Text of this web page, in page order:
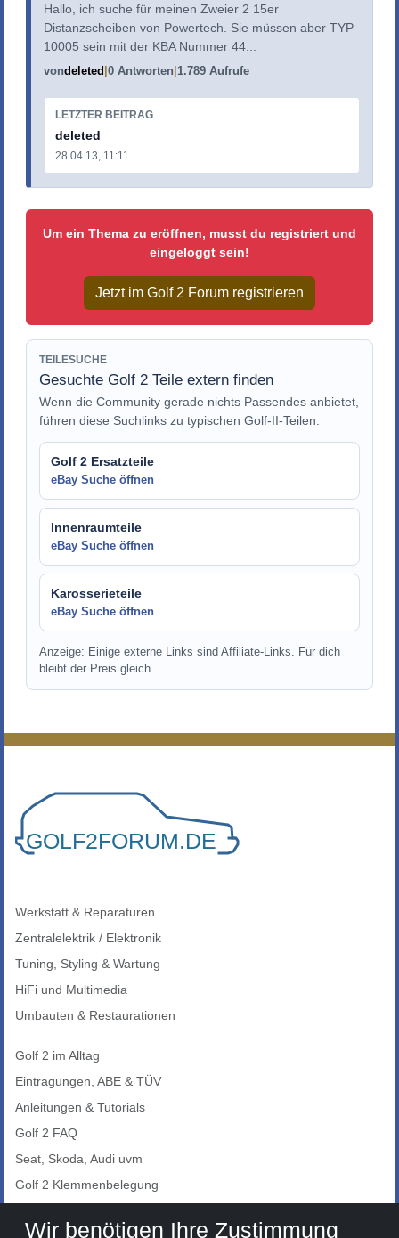
Hallo, ich suche für meinen Zweier 2 15er
Distanzscheiben von Powertech. Sie müssen aber TYP
10005 sein mit der KBA Nummer 44...
vondeleted 0 Antworten 1.789 Aufrufe
LETZTER BEITRAG
deleted
28.04.13, 11:11
Um ein Thema zu eröffnen, musst du registriert und
eingeloggt sein!
Jetzt im Golf 2 Forum registrieren
TEILESUCHE
Gesuchte Golf 2 Teile extern finden
Wenn die Community gerade nichts Passendes anbietet,
führen diese Suchlinks zu typischen Golf-II-Teilen.
Golf 2 Ersatzteile
eBay Suche öffnen
Innenraumteile
eBay Suche öffnen
Karosserieteile
eBay Suche öffnen
Anzeige: Einige externe Links sind Affiliate-Links. Für dich
bleibt der Preis gleich.
Werkstatt & Reparaturen
Zentralelektrik / Elektronik
Tuning, Styling & Wartung
HiFi und Multimedia
Umbauten & Restaurationen
Golf 2 im Alltag
Eintragungen, ABE & TÜV
Anleitungen & Tutorials
Golf 2 FAQ
Seat, Skoda, Audi uvm
Golf 2 Klemmenbelegung
Auto-Showroom
Wir benötigen Ihre Zustimmung